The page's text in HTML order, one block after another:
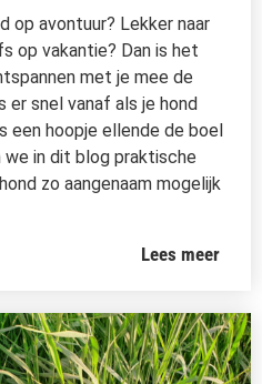
op avontuur? Lekker naar
op vakantie? Dan is het
met je mee de
er snel vanaf als je hond
een hoopje ellende de boel
in dit blog praktische
zo aangenaam mogelijk
Lees meer